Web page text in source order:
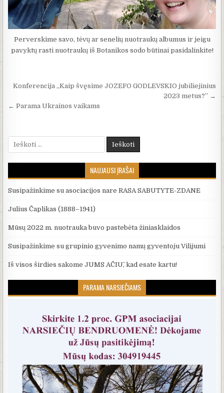
Perverskime savo, tėvų ar senelių nuotraukų albumus ir jeigu
pavyktų rasti nuotraukų iš Botanikos sodo būtinai pasidalinkite!
Navigacija tarp įrašų
Konferencija „Kaip švęsime JOZEFO GODLEVSKIO jubiliejinius
2023 metus?” →
← Parama Ukrainos vaikams
Ieškoti:
NAUJAUSI ĮRAŠAI
Susipažinkime su asociacijos nare RASA SABUTYTE-ZDANE
Julius Čaplikas (1888–1941)
Mūsų 2022 m. nuotrauka buvo pastebėta žiniasklaidos
Susipažinkime su grupinio gyvenimo namų gyventoju Vilijumi
Iš visos širdies sakome JUMS AČIŪ, kad esate kartu!
PARAMA NARSIEČIAMS